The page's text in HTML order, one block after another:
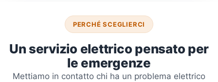
PERCHÉ SCEGLIERCI
Un servizio elettrico pensato per
le emergenze
Mettiamo in contatto chi ha un problema elettrico